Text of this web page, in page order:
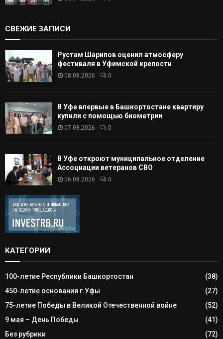
СВЕЖИЕ ЗАПИСИ
Рустам Шарипов оценил атмосферу
фестиваля в Уфимской крепости
08.08.2026 0
В Уфе впервые в Башкортостане квартиру
купили с помощью биометрии
07.08.2026 0
В Уфе откроют муниципальное отделение
Ассоциации ветеранов СВО
06.08.2026 0
КАТЕГОРИИ
100-летие Республики Башкортостан
(38)
450-летие основания г.Уфы
(27)
75-летие Победы в Великой Отечественной войне
(52)
9 мая – День Победы
(41)
Без рубрики
(72)